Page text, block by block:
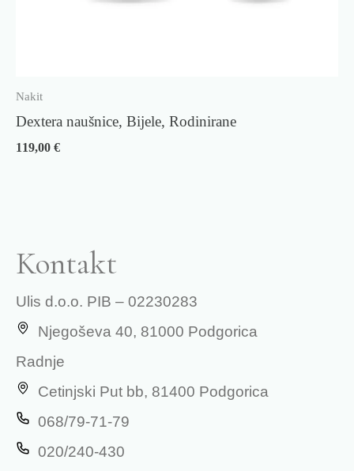
Nakit
Dextera naušnice, Bijele, Rodinirane
119,00 €
Kontakt
Ulis d.o.o. PIB – 02230283
Njegoševa 40, 81000 Podgorica
Radnje
Cetinjski Put bb, 81400 Podgorica
068/79-71-79
020/240-430